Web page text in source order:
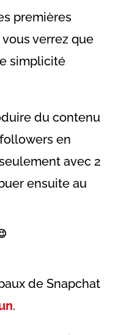
premières
verrez que
simplicité
du contenu
en
avec 2
ensuite au
de Snapchat
.